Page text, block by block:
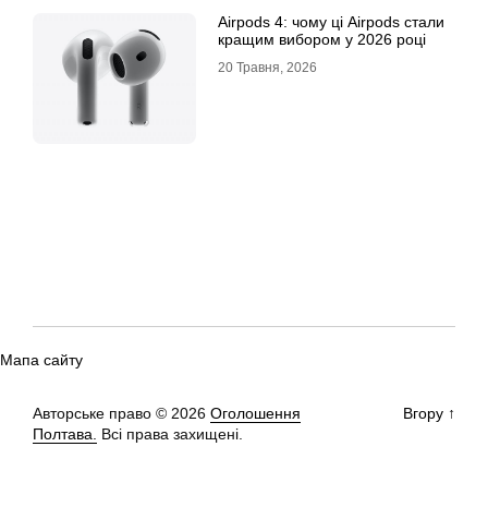
Airpods 4: чому ці Airpods стали
кращим вибором у 2026 році
20 Травня, 2026
Мапа сайту
Авторське право © 2026 Оголошення
Полтава. Всі права захищені.
Вгору ↑